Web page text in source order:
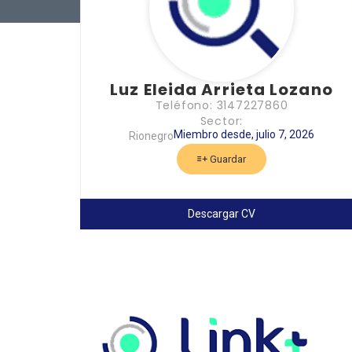
Luz Eleida Arrieta Lozano
Teléfono: 3147227860
Sector:
RionegroMiembro desde, julio 7, 2026
Guardar
Descargar CV